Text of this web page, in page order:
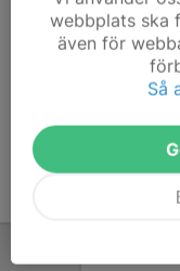
matcher.
Sista sammandraget
februari, och spelas
webbplats ska
även för
Så